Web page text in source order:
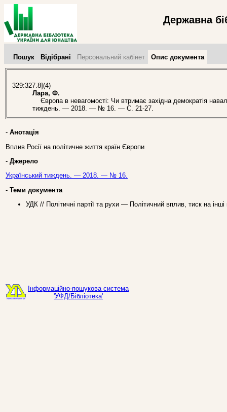
Державна
Пошук Відібрані Персональний кабінет Опис документа
329:327.8](4)
Лара, Ф.
Європа в невагомості: Чи втримає західна демократія
тиждень. — 2018. — № 16. — С. 21-27.
- Анотація
Вплив Росії на політичне життя країн Європи
- Джерело
Український тиждень. — 2018. — № 16.
- Теми документа
УДК // Політичні партії та рухи — Політичний вплив, тиск на
Інформаційно-пошукова система
'УФД/Бібліотека'